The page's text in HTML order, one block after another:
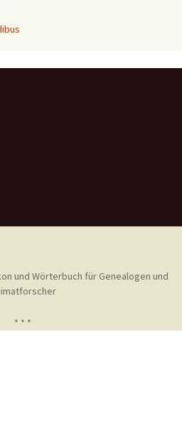
und Wörterbuch für Genealogen und
* * *